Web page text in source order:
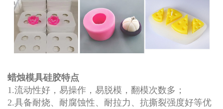
蜡烛模具硅胶特点
1.流动性好，易操作，易脱模，翻模次数多；
2.具备耐烧、耐腐蚀性、耐拉力、抗撕裂强度好等优